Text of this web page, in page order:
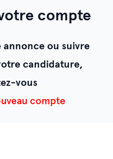
compte
annonce ou suivre
candidature,
vous
compte